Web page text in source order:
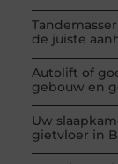
de juiste
Autolift of
gebouw en
Uw
gietvloer in